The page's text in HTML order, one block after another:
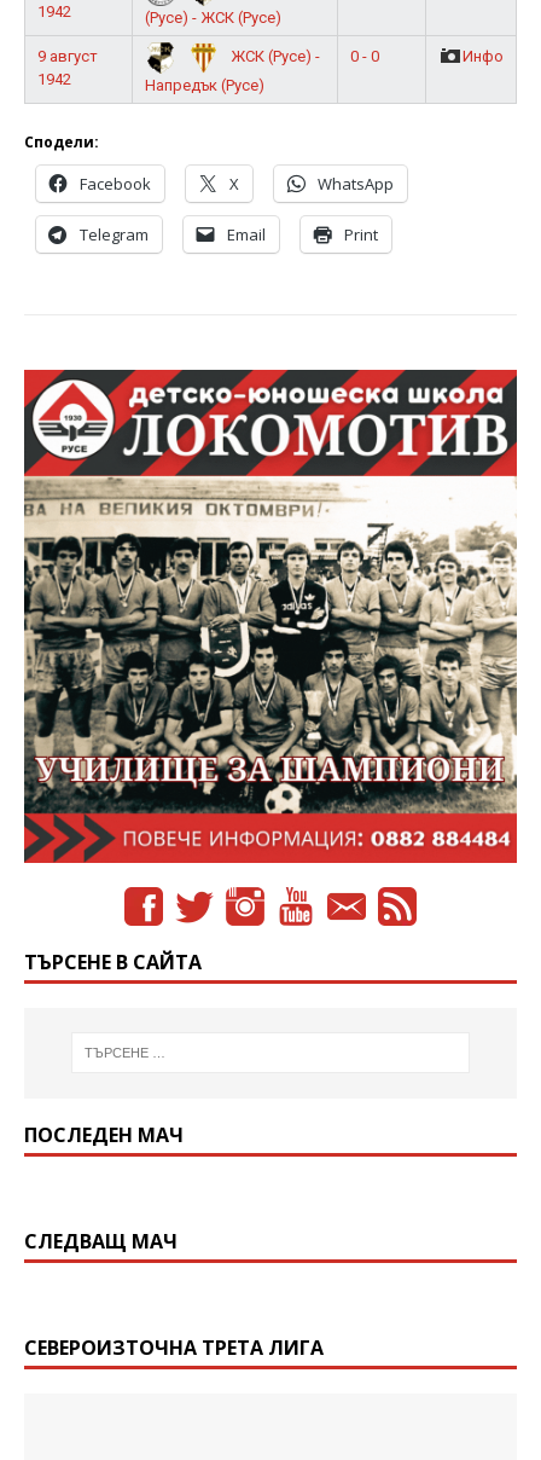
1942
(Русе) - ЖСК (Русе)
9 август
1942
ЖСК (Русе) -
Напредък (Русе)
0 - 0 Инфо
Сподели:
Facebook X WhatsApp
Telegram Email Print
ТЪРСЕНЕ В САЙТА
ПОСЛЕДЕН МАЧ
СЛЕДВАЩ МАЧ
СЕВЕРОИЗТОЧНА ТРЕТА ЛИГА